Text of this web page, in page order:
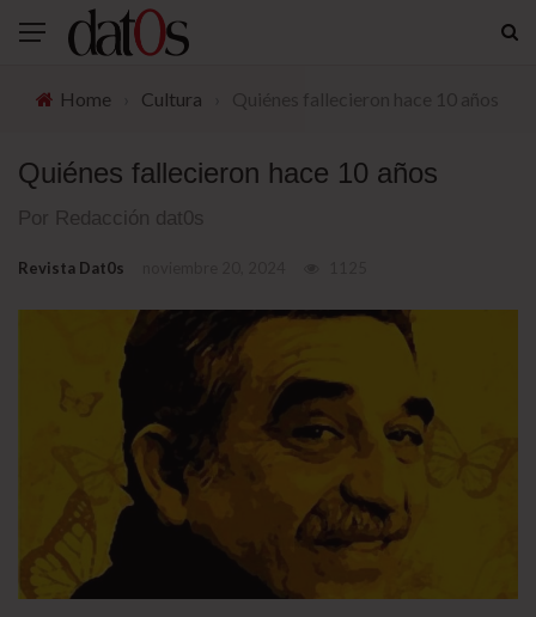
Home Cultura
Quiénes fallecieron hace 10 años
Por Redacción dat0s
Revista Dat0s